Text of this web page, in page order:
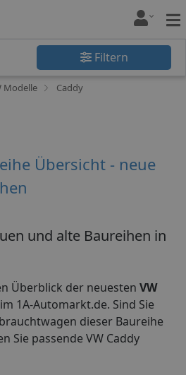
Filtern
Modelle Caddy
Übersicht - neue
und alte Baureihen in
Überblick der neuesten VW
1A-Automarkt.de. Sind Sie
dieser Baureihe
Sie passende VW Caddy